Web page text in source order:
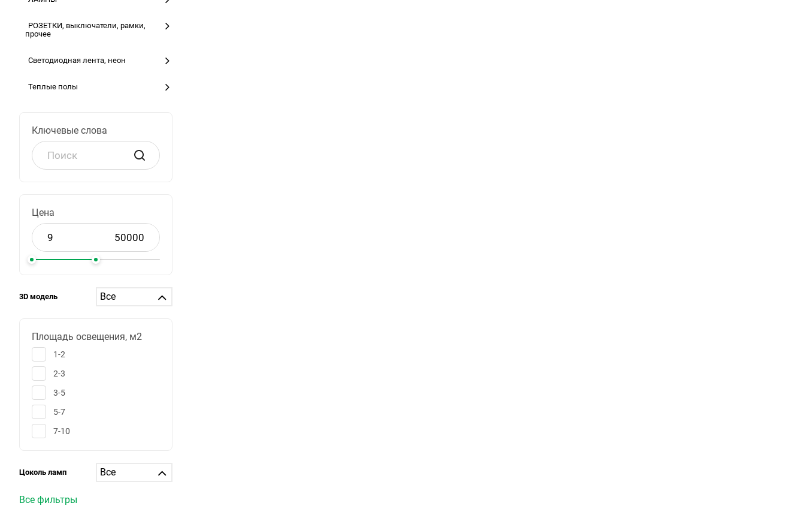
РОЗЕТКИ, выключатели, рамки,
прочее
Светодиодная лента, неон
Теплые полы
Ключевые слова
Цена
3D модель
Площадь освещения, м2
1-2
2-3
3-5
5-7
7-10
12-15
20-25
Цоколь ламп
Все фильтры